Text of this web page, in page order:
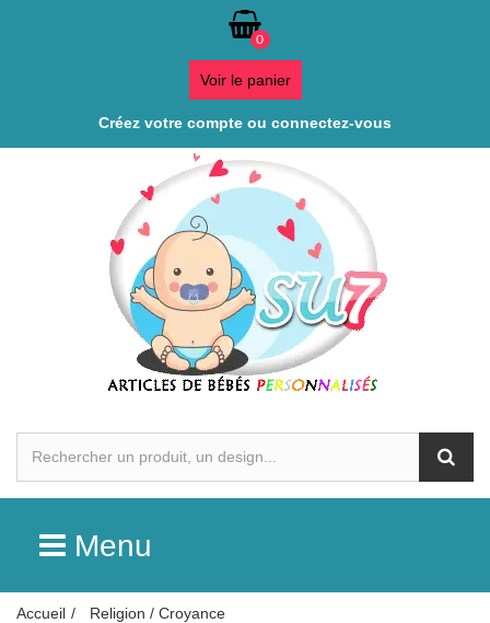
0
Voir le panier
Créez votre compte ou connectez-vous
Menu
Accueil
Religion / Croyance